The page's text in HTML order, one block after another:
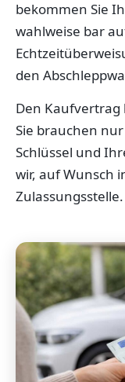
bekommen Sie
wahlweise bar
den
Den
Sie brauchen
Schlüssel und
wir, auf Wunsch
Zulassungsstelle.